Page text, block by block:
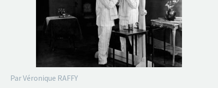
Par Véronique RAFFY